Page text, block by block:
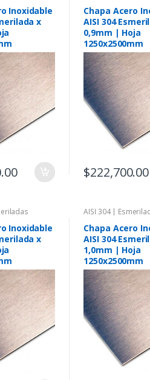
Inoxidable
x
Chapa Acero
AISI 304
0,9mm | Hoja
1250x2500mm
$222,700.00
Inoxidable
x
AISI 304 |
Chapa Acero
AISI 304
1,0mm | Hoja
1250x2500mm